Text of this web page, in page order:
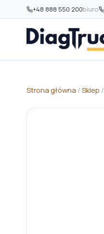
+48 888 550 200biuro
Strona główna / Sklep /